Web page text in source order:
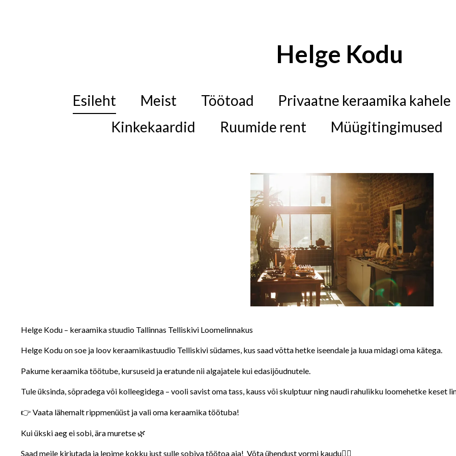
Helge Kodu
Esileht Meist Töötoad
Privaatne keraamika kahele
Kinkekaardid
Ruumide rent Müügitingimused
Helge Kodu – keraamika stuudio Tallinnas Telliskivi Loomelinnakus
Helge Kodu on soe ja loov keraamikastuudio Telliskivi südames, kus saad võtta hetke iseendale ja luua midagi oma kätega.
Pakume keraamika töötube, kursuseid ja eratunde nii algajatele kui edasijõudnutele.
Tule üksinda, sõpradega või kolleegidega – vooli savist oma tass, kauss või skulptuur ning naudi rahulikku loomehetke keset
👉 Vaata lähemalt rippmenüüst ja vali oma keraamika töötuba!
Kui ükski aeg ei sobi, ära muretse 🌿
Saad meile kirjutada ja lepime kokku just sulle sobiva töötoa aja! Võta ühendust vormi kaudu👇🏼